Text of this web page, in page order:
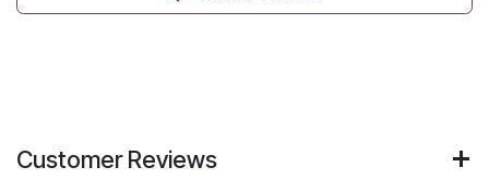
Customer Reviews